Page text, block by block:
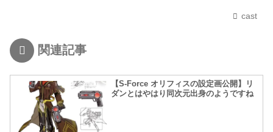
cast
関連記事
【S-Force オリフィスの設定画公開】リ
ダンとはやはり同次元出身のようですね